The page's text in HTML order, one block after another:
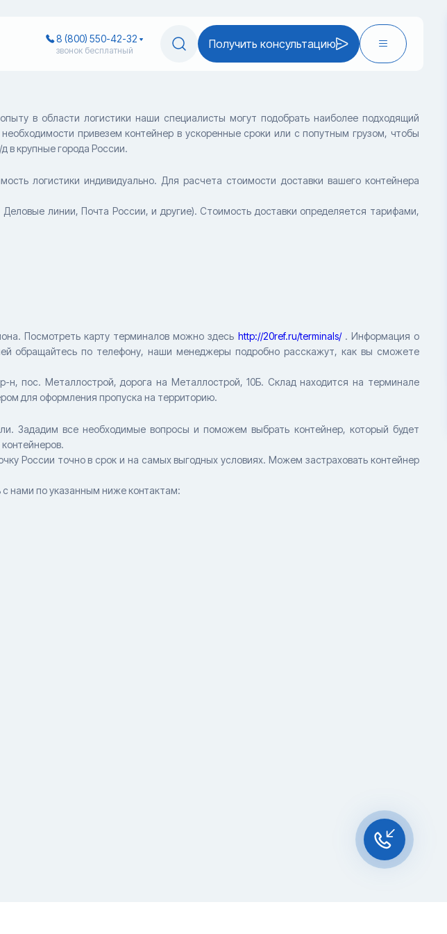
8 (800) 550-42-32
звонок бесплатный Получить консультацию
в области логистики наши специалисты могут подобрать наиболее подходящий
привезем контейнер в ускоренные сроки или с попутным грузом, чтобы
в крупные города России.
логистики индивидуально. Для расчета стоимости доставки вашего контейнера
линии, Почта России, и другие). Стоимость доставки определяется тарифами,
Посмотреть карту терминалов можно здесь http://20ref.ru/terminals/. Информация о
обращайтесь по телефону, наши менеджеры подробно расскажут, как вы сможете
пос. Металлострой, дорога на Металлострой, 10Б. Склад находится на терминале
для оформления пропуска на территорию.
Зададим все необходимые вопросы и поможем выбрать контейнер, который будет
России точно в срок и на самых выгодных условиях. Можем застраховать контейнер
с нами по указанным ниже контактам: